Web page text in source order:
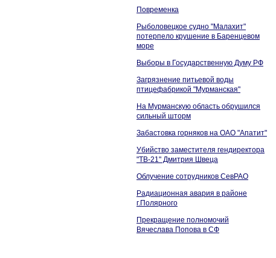
Повременка
Рыболовецкое судно "Малахит"
потерпело крушение в Баренцевом
море
Выборы в Государственную Думу РФ
Загрязнение питьевой воды
птицефабрикой "Мурманская"
На Мурманскую область обрушился
сильный шторм
Забастовка горняков на ОАО "Апатит"
Убийство заместителя гендиректора
"ТВ-21" Дмитрия Швеца
Облучение сотрудников СевРАО
Радиационная авария в районе
г.Полярного
Прекращение полномочий
Вячеслава Попова в СФ